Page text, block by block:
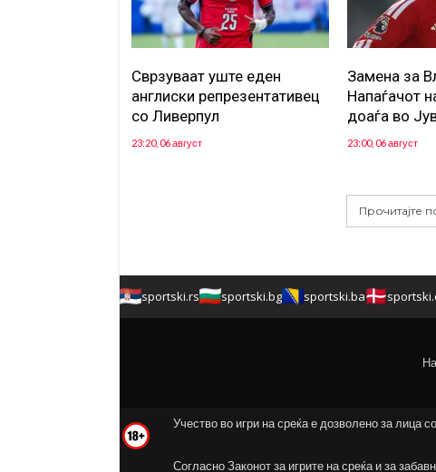
Сврзуваат уште еден
англиски репрезентативец
со Ливерпул
23:20, 06 август
Замена за
Напаѓачот
доаѓа во
23:00, 06 август
Прочитајте
sportski.rs sportski.bg sportski.ba
Учество во игри на среќа е дозволено за лица
Согласно Законот за игрите на среќа и за